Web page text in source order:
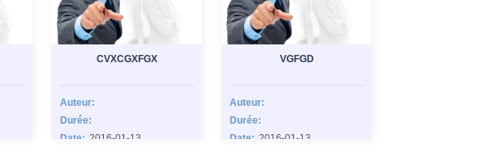
CVXCGXFGX
Auteur:
Durée:
Date: 2016-01-13
VGFGD
Auteur:
Durée:
Date: 2016-01-13